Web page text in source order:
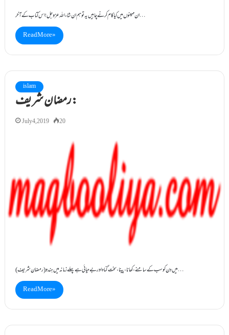
ان مہینوں میں کیا کام کرنے چاہیں یہ تو ہم ان شاء اللہ عزوجل! اس کتاب کے آخر…
Read More »
islam
رمضان شریف:
July 4, 2019 20
(رمضان شریف) میں دن کو سب کے سامنے، کھانا،پینا،سخت گناہ اور بے حیائی ہے پہلے زمانہ میں ہندو…
Read More »